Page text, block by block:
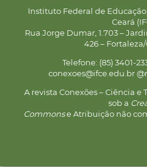
Instituto Federal de
Ceará
Rua Jorge Dumar, 1.703 –
426 – Fortaleza/
Telefone: (85) 3401-
conexoes@ifce.edu.br
A revista Conexões – Ciência
sob a
Commonse Atribuição não